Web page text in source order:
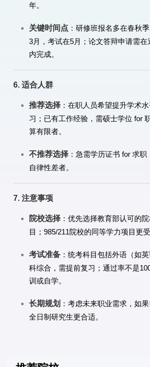
年。
关键时间点 ：研修班报名多在春秋
3月，考试在5月；论文答辩申请需在
内完成。
6. 适合人群
推荐选择 ：在职人员希望提升学术
习；已有工作经验，需硕士学位 for
算有限者。
不推荐选择 ：急需学历证书 for 求
自律性差者。
7. 注意事项
院校选择 ：优先选择教育部认可的
目；985/211院校的同等学力项目更受
考试准备 ：统考科目包括外语（如
科综合，需提前复习；通过率不是
训或自学。
长期规划 ：考虑未来职业需求，如
全日制研究生更合适。